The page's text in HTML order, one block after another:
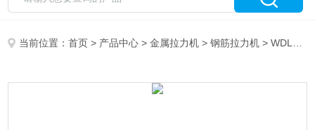
当前位置：首页 > 产品中心 >金属拉力机 >钢筋拉力机 > WDL钢筋拉力机